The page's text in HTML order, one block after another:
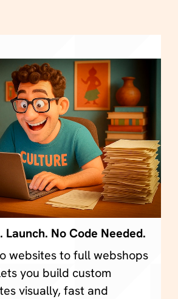
Launch. No Code Needed.
websites to full webshops
you build custom
visually, fast and